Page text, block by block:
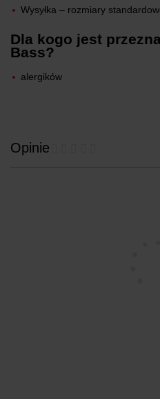
Wysyłka – rozmiary
Dla kogo jest
Bass?
alergików
Opinie